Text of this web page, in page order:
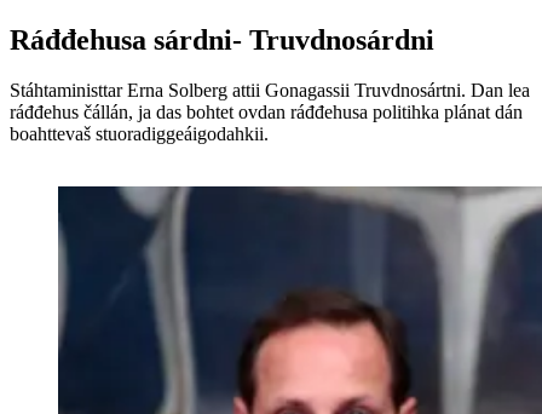
Ráđđehusa sárdni- Truvdnosárdni
Stáhtaministtar Erna Solberg attii Gonagassii Truvdnosártni. Dan lea
ráđđehus čállán, ja das bohtet ovdan ráđđehusa politihka plánat dán
boahttevaš stuoradiggeáigodahkii.